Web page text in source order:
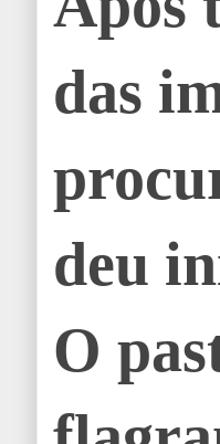
das
deu
O